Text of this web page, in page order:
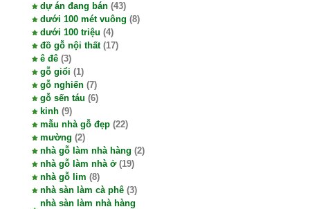
dự án đang bán (43)
dưới 100 mét vuông (8)
dưới 100 triệu (4)
đồ gỗ nội thất (17)
ê đê (3)
gỗ giổi (1)
gỗ nghiến (7)
gỗ sến táu (6)
kinh (9)
mẫu nhà gỗ đẹp (22)
mường (2)
nhà gỗ làm nhà hàng (2)
nhà gỗ làm nhà ở (19)
nhà gỗ lim (8)
nhà sàn làm cà phê (3)
nhà sàn làm nhà hàng